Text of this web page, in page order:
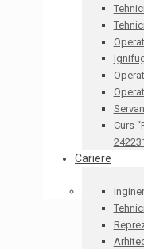
Curs
Cariere